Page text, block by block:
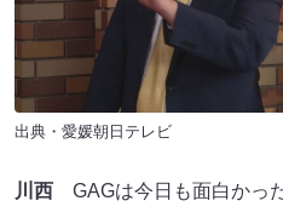
出典・愛媛朝日テレビ
川西 GAGは今日も面白かっ